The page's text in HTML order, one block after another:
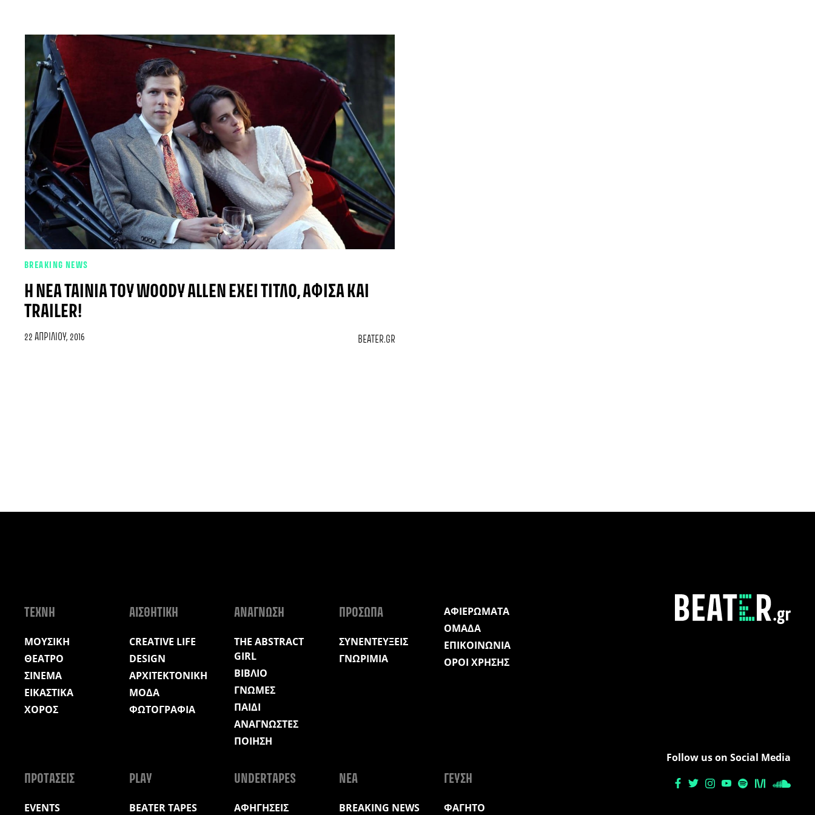
BREAKING NEWS
Η ΝΈΑ ΤΑΙΝΊΑ ΤΟΥ WOODY ALLEN ΈΧΕΙ ΤΊΤΛΟ, ΑΦΊΣΑ ΚΑΙ
TRAILER!
22 ΑΠΡΙΛΊΟΥ, 2016 BEATER.GR
ΤΕΧΝΗ
ΜΟΥΣΙΚΗ
ΘΕΑΤΡΟ
ΣΙΝΕΜΑ
ΕΙΚΑΣΤΙΚΑ
ΧΟΡΟΣ
ΑΙΣΘΗΤΙΚΗ
CREATIVE LIFE
DESIGN
ΑΡΧΙΤΕΚΤΟΝΙΚΗ
ΜΟΔΑ
ΦΩΤΟΓΡΑΦΙΑ
ΑΝΑΓΝΩΣΗ
THE ABSTRACT
GIRL
ΒΙΒΛΙΟ
ΓΝΩΜΕΣ
ΠΑΙΔΙ
ΑΝΑΓΝΩΣΤΕΣ
ΠΟΙΗΣΗ
ΠΡΟΣΩΠΑ
ΣΥΝΕΝΤΕΥΞΕΙΣ
ΓΝΩΡΙΜΙΑ
ΑΦΙΕΡΩΜΑΤΑ
ΟΜΑΔΑ
ΕΠΙΚΟΙΝΩΝΙΑ
ΟΡΟΙ ΧΡΗΣΗΣ
ΠΡΟΤΑΣΕΙΣ
EVENTS
PLAY
BEATER TAPES
UNDERTAPES
ΑΦΗΓΗΣΕΙΣ
ΝΕΑ
BREAKING NEWS
ΓΕΥΣΗ
ΦΑΓΗΤΟ
Follow us on Social Media